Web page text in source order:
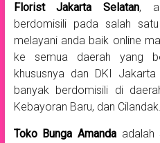
Florist Jakarta Selatan,
berdomisili pada salah
melayani anda baik online
ke semua daerah yang
khususnya dan DKI
banyak berdomisili di
Kebayoran Baru, dan Cilandak.
Toko Bunga Amanda